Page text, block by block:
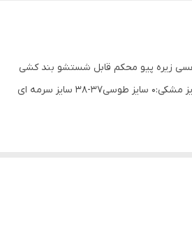
زیره پیو محکم قابل شستشو بند کشی
جهت ثابت شدن روی پا سایز مشکی:0 سایز طوسی37-38 سایز سرمه ای